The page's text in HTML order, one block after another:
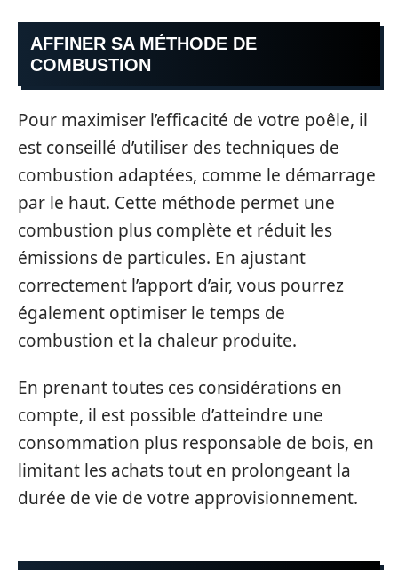
AFFINER SA MÉTHODE DE
COMBUSTION
Pour maximiser l’efficacité de votre poêle, il
est conseillé d’utiliser des techniques de
combustion adaptées, comme le démarrage
par le haut. Cette méthode permet une
combustion plus complète et réduit les
émissions de particules. En ajustant
correctement l’apport d’air, vous pourrez
également optimiser le temps de
combustion et la chaleur produite.
En prenant toutes ces considérations en
compte, il est possible d’atteindre une
consommation plus responsable de bois, en
limitant les achats tout en prolongeant la
durée de vie de votre approvisionnement.